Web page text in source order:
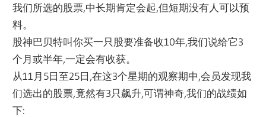
我们所选的股票,中长期肯定会起,但短期没有人可以预
料。
股神巴贝特叫你买一只股要准备收10年,我们说给它3
个月或半年,一定会有收获。
从11月5日至25日,在这3个星期的观察期中,会员发现我
们选出的股票,竟然有3只飙升,可谓神奇,我们的战绩如
下: